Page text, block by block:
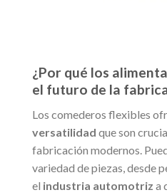
¿Por qué los
el futuro de la
Los comederos flexibles
versatilidad que son
fabricación modernos.
variedad de piezas, desde
el industria automotriz a